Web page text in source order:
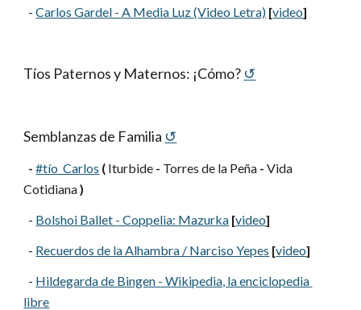
  -
Carlos Gardel - A Media Luz (Video Letra) [video]
Tíos Paternos y Maternos: ¡Cómo?↺
Semblanzas de Familia ↺
- #tío_Carlos ( Iturbide - Torres de la Peña - Vida
Cotidiana )
  -
Bolshoi Ballet - Coppelia: Mazurka [video]
  -
Recuerdos de la Alhambra / Narciso Yepes [video]
  -
Hildegarda de Bingen - Wikipedia, la enciclopedia
libre